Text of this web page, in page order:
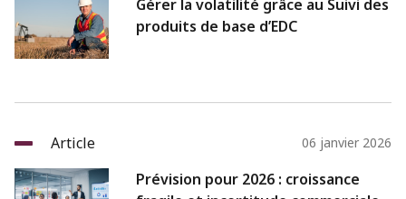
Gérer la volatilité grâce au Suivi des
produits de base d’EDC
Article 06 janvier 2026
Prévision pour 2026 : croissance